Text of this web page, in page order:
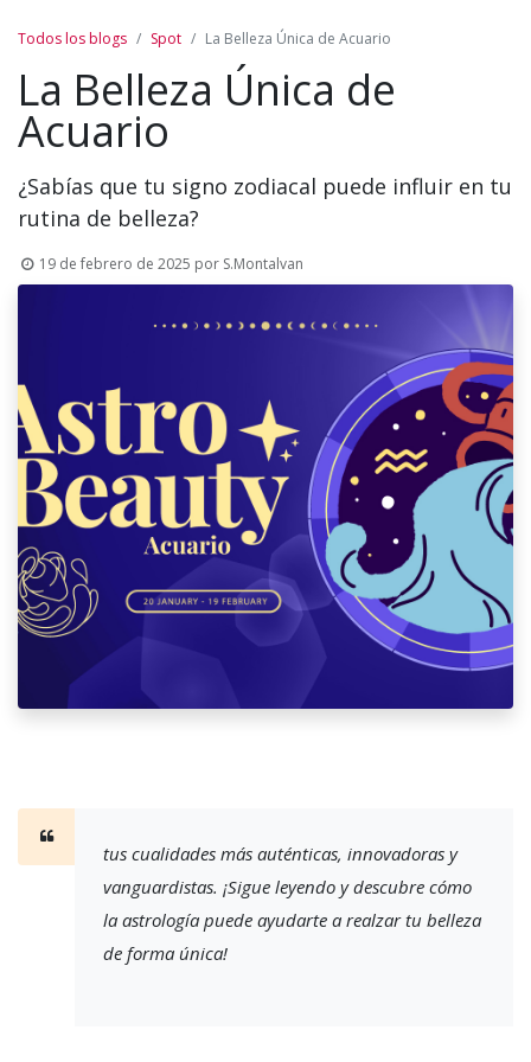
Todos los blogs Spot La Belleza Única de Acuario
La Belleza Única de
Acuario
¿Sabías que tu signo zodiacal puede influir en tu
rutina de belleza?
19 de febrero de 2025 por S.Montalvan
tus cualidades más auténticas, innovadoras y
vanguardistas. ¡Sigue leyendo y descubre cómo
la astrología puede ayudarte a realzar tu belleza
de forma única!